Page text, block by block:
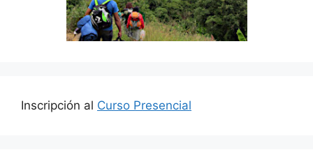
Inscripción al Curso Presencial